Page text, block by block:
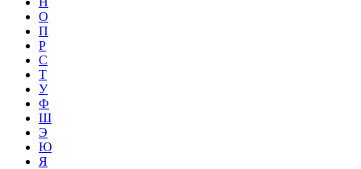
О
П
Р
С
Т
У
Ф
Ш
Э
Ю
Я